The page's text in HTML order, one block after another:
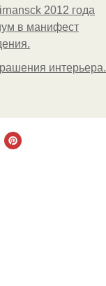
2012 года
в манифест
интерьера.